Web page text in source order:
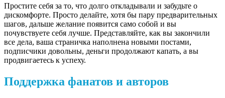
Простите себя за то, что долго откладывали и забудьте о
дискомфорте. Просто делайте, хотя бы пару предварительных
шагов, дальше желание появится само собой и вы
почувствуете себя лучше. Представляйте, как вы закончили
все дела, ваша страничка наполнена новыми постами,
подписчики довольны, деньги продолжают капать, а вы
продвигаетесь к успеху.
Поддержка фанатов и авторов